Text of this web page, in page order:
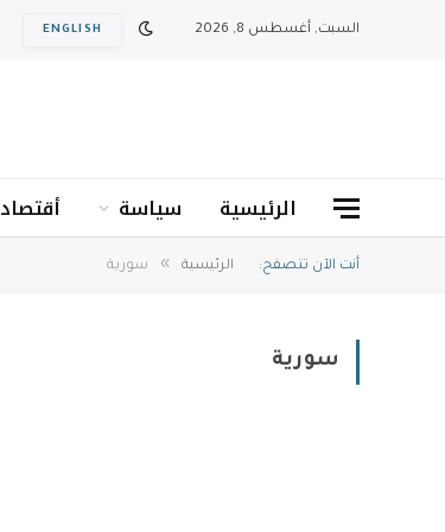
السبت, أغسطس 8, 2026 ENGLISH
الرئيسية سياسة أقتصاد
أنت الآن تتصفح: الرئيسية » سورية
سورية